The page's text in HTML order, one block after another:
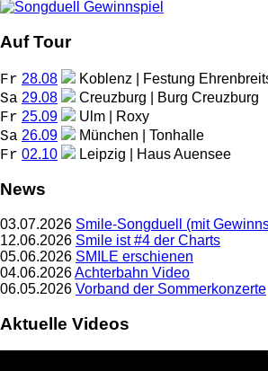
Auf Tour
Fr 28.08 Koblenz | Festung
Sa 29.08 Creuzburg | Burg Creuzburg
Fr 25.09 Ulm | Roxy
Sa 26.09 München | Tonhalle
Fr 02.10 Leipzig | Haus Auensee
News
03.07.2026 Smile-Songduell (mit
12.06.2026 Smile ist #4 der Charts
05.06.2026 SMILE erschienen
04.06.2026Achterbahn Video
06.05.2026 Vorband der Sommerkonzerte
Aktuelle Videos